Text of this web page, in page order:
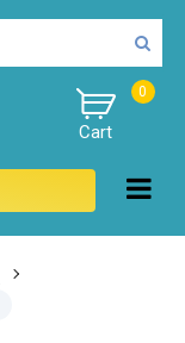
0
Cart